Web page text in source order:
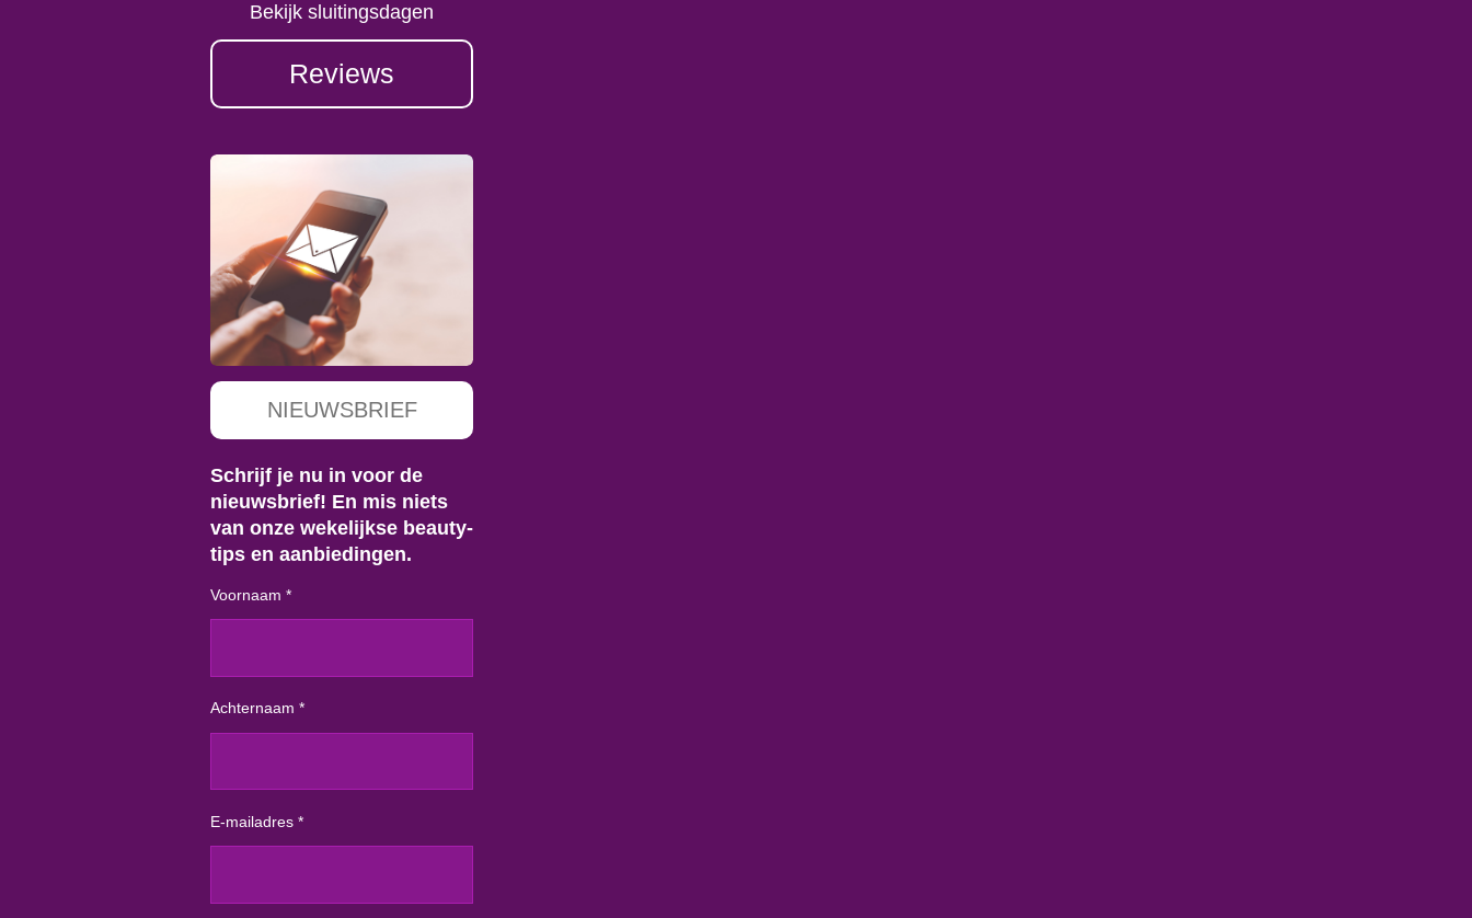
Bekijk sluitingsdagen
Reviews
NIEUWSBRIEF
Schrijf je nu in voor de
nieuwsbrief! En mis niets
van onze wekelijkse beauty-
tips en aanbiedingen.
Voornaam *
Achternaam *
E-mailadres *